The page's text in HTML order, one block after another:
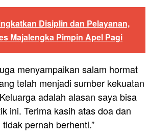
Disiplin dan Pelayanan,
Majalengka Pimpin Apel Pagi
menyampaikan salam hormat
telah menjadi sumber kekuatan
adalah alasan saya bisa
ini. Terima kasih atas doa dan
pernah berhenti.”